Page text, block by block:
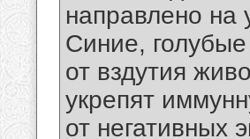
направлено на
Синие,
от вздутия
укрепят
от негативных